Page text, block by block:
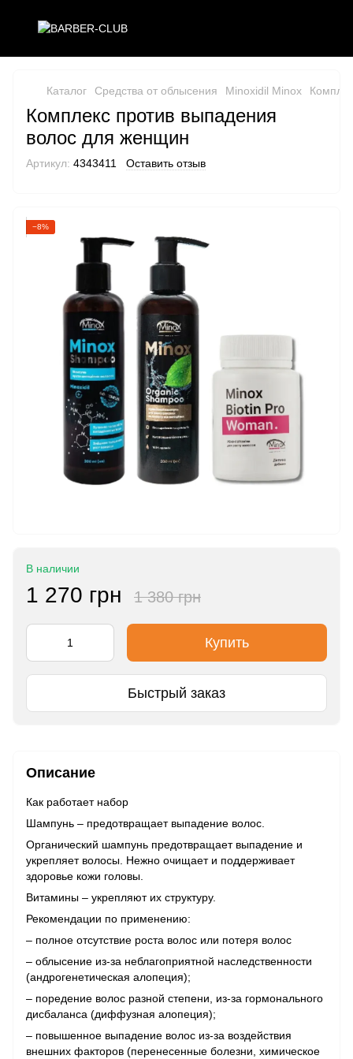
Каталог Средства от облысения Minoxidil Minox
Комплекс против выпадения
волос для женщин
Артикул: 4343411 Оставить отзыв
−8%
В наличии
1 270 грн 1 380 грн
Купить
Быстрый заказ
Описание
Как работает набор
Шампунь – предотвращает выпадение волос.
Органический шампунь предотвращает выпадение и
укрепляет волосы. Нежно очищает и поддерживает
здоровье кожи головы.
Витамины – укрепляют их структуру.
Рекомендации по применению:
– полное отсутствие роста волос или потеря волос
– облысение из-за неблагоприятной наследственности
(андрогенетическая алопеция);
– поредение волос разной степени, из-за гормонального
дисбаланса (диффузная алопеция);
– повышенное выпадение волос из-за воздействия
внешних факторов (перенесенные болезни, химическое